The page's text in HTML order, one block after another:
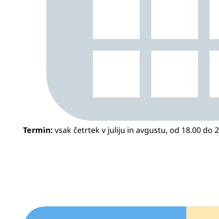
Termin: vsak četrtek v juliju in avgustu, od 18.00 do